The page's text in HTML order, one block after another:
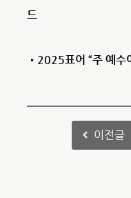
드
•2025표어 “주 예수
이전글